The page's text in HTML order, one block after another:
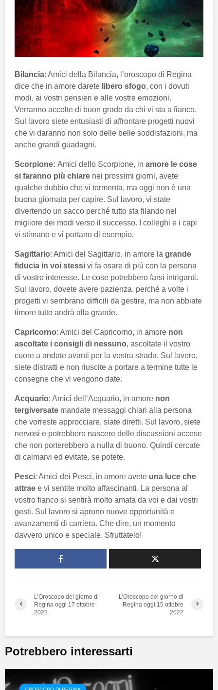
Bilancia: Amici della Bilancia, l’oroscopo di Regina
dice che in amore darete libero sfogo, con i dovuti
modi, ai vostri pensieri e alle vostre emozioni.
Verranno accolte di buon grado da chi vi sta a fianco.
Sul lavoro siete entusiasti di affrontare progetti nuovi
che vi daranno non solo delle belle soddisfazioni, ma
anche grandi guadagni.
Scorpione: Amici dello Scorpione, in amore le cose
si faranno più chiare nei prossimi giorni, avete
qualche dubbio che vi tormenta, ma oggi non è una
buona giornata per capire. Sul lavoro, vi state
divertendo un sacco perché tutto sta filando nel
migliore dei modi verso il successo. I colleghi e i capi
vi stimano e vi portano di esempio.
Sagittario: Amici del Sagittario, in amore la grande
fiducia in voi stessi vi fa osare di più con la persona
di vostro interesse. Le cose potrebbero farsi intriganti.
Sul lavoro, dovete avere pazienza, perché a volte i
progetti vi sembrano difficili da gestire, ma non abbiate
timore tutto andrà alla grande.
Capricorno: Amici del Capricorno, in amore non
ascoltate i consigli di nessuno, ascoltate il vostro
cuore a andate avanti per la vostra strada. Sul lavoro,
siete distratti e non riuscite a portare a termine tutte le
consegne che vi vengono date.
Acquario: Amici dell’Acquario, in amore non
tergiversate mandate messaggi chiari alla persona
che vorreste approcciare, siate diretti. Sul lavoro, siete
nervosi e potrebbero nascere delle discussioni accese
che non porterebbero a nulla di buono. Quindi cercate
di calmarvi ed evitate, se potete.
Pesci: Amici dei Pesci, in amore avete una luce che
attrae e vi sentite molto affascinanti. La persona al
vostro fianco si sentirà molto amata da voi e dai vostri
gesti. Sul lavoro si aprono nuove opportunità e
avanzamenti di carriera. Che dire, un momento
davvero unico e speciale. Sfruttatelo!
L’Oroscopo del giorno di
Regina oggi 17 ottobre
2022
L’Oroscopo del giorno di
Regina oggi 15 ottobre
2022
Potrebbero interessarti